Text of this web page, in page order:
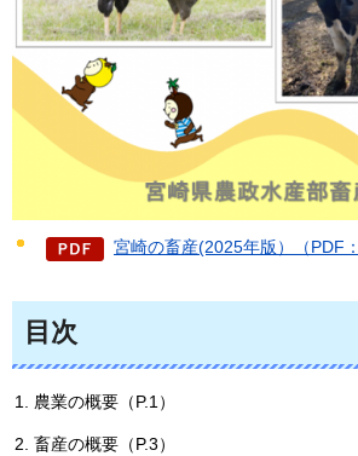
宮崎の畜産(2025年版）（PDF
目次
農業の概要（P.1）
畜産の概要（P.3）